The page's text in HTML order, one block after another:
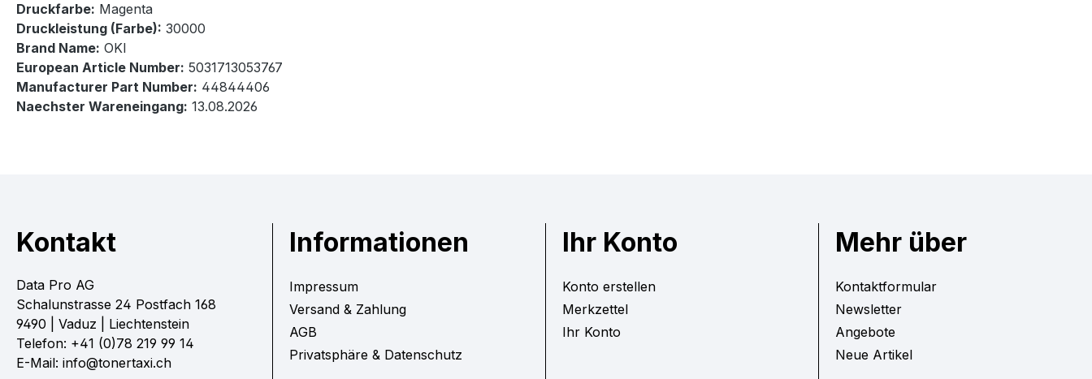
Druckfarbe: Magenta
Druckleistung (Farbe): 30000
Brand Name: OKI
European Article Number: 5031713053767
Manufacturer Part Number: 44844406
Naechster Wareneingang: 13.08.2026
Kontakt
Data Pro AG
Schalunstrasse 24 Postfach 168
9490 | Vaduz | Liechtenstein
Telefon: +41 (0)78 219 99 14
E-Mail: info@tonertaxi.ch
Informationen
Impressum
Versand & Zahlung
AGB
Privatsphäre & Datenschutz
Ihr Konto
Konto erstellen
Merkzettel
Ihr Konto
Mehr über
Kontaktformular
Newsletter
Angebote
Neue Artikel